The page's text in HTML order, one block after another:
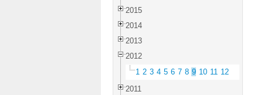
2015
2014
2013
2012
1 2 3 4 5 6 7 8 9 10 11 12
2011